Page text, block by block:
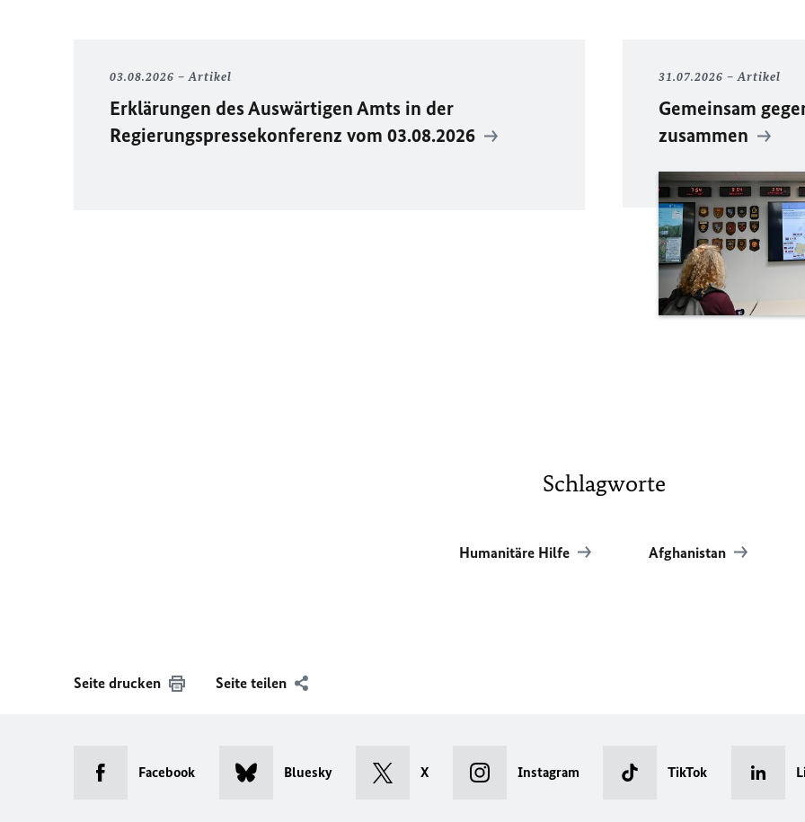
03.08.2026 Artikel
Erklärungen des Auswärtigen Amts in der
Regierungspressekonferenz vom 03.08.2026
31.07.2026 Artikel
Gemeinsam
zusammen
Schlagworte
Humanitäre Hilfe Afghanistan
Seite drucken Seite teilen
Facebook Bluesky X Instagram TikTok